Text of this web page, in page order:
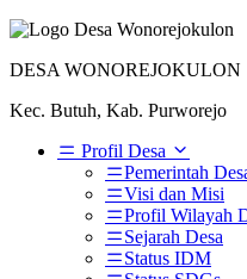
DESA WONOREJOKULON
Kec. Butuh, Kab. Purworejo
Profil Desa
Pemerintah
Visi dan Misi
Profil Wilayah
Sejarah Desa
Status IDM